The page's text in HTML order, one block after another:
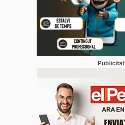
Publicitat